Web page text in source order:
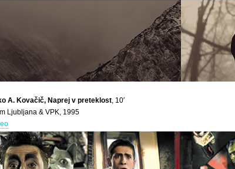
A. Kovačič, Naprej v preteklost, 10′
Ljubljana & VPK, 1995